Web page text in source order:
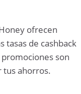
ofrecen
tasas de cashback
son
tus ahorros.